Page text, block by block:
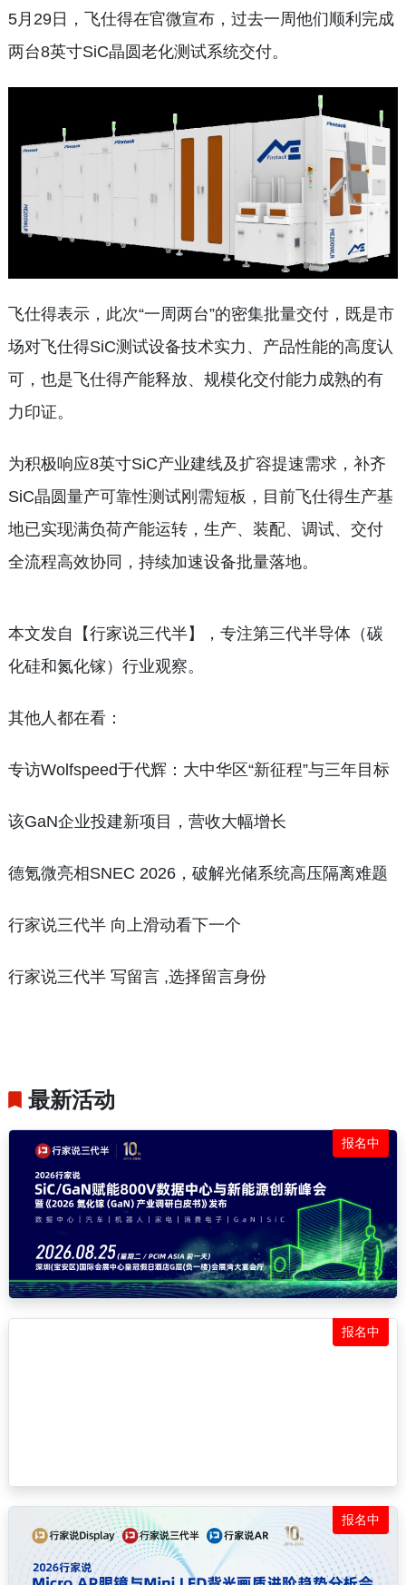
5月29日，飞仕得在官微宣布，过去一周他们顺利完成
两台8英寸SiC晶圆老化测试系统交付。
飞仕得表示，此次“一周两台”的密集批量交付，既是市
场对飞仕得SiC测试设备技术实力、产品性能的高度认
可，也是飞仕得产能释放、规模化交付能力成熟的有
力印证。
为积极响应8英寸SiC产业建线及扩容提速需求，补齐
SiC晶圆量产可靠性测试刚需短板，目前飞仕得生产基
地已实现满负荷产能运转，生产、装配、调试、交付
全流程高效协同，持续加速设备批量落地。
本文发自【行家说三代半】，专注第三代半导体（碳
化硅和氮化镓）行业观察。
其他人都在看：
专访Wolfspeed于代辉：大中华区“新征程”与三年目标
该GaN企业投建新项目，营收大幅增长
德氪微亮相SNEC 2026，破解光储系统高压隔离难题
行家说三代半 向上滑动看下一个
行家说三代半 写留言 ,选择留言身份
最新活动
报名中
报名中
报名中